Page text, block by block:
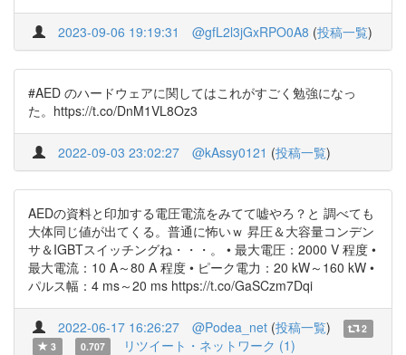
2023-09-06 19:19:31 @gfL2l3jGxRPO0A8 (投稿一覧)
#AED のハードウェアに関してはこれがすごく勉強になっ
た。https://t.co/DnM1VL8Oz3
2022-09-03 23:02:27 @kAssy0121 (投稿一覧)
AEDの資料と印加する電圧電流をみてて嘘やろ？と 調べても
大体同じ値が出てくる。普通に怖いｗ 昇圧＆大容量コンデン
サ＆IGBTスイッチングね・・・。 • 最大電圧：2000 V 程度 •
最大電流：10 A～80 A 程度 • ピーク電力：20 kW～160 kW •
パルス幅：4 ms～20 ms https://t.co/GaSCzm7Dqi
2022-06-17 16:26:27 @Podea_net (投稿一覧)
2
3
0.707 リツイート・ネットワーク (1)